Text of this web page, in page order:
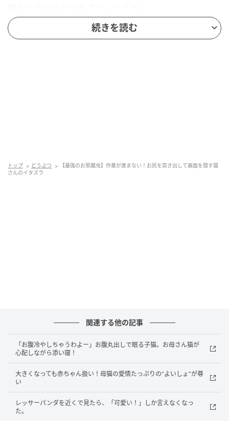
iPadの画面をふさぐだけでなく、
むしろ「画面の中の猫より、目の前の私を見るニ
自分を最優先してほしい猫さんの純粋な甘えに、
ついつい根負けしてしまいます。
飼い主さんへの大好きが止まらない、
甘えん坊なプディングさんの
続きを読む
トップ どうぶつ
【最強のお邪魔虫】作業が進まない！お尻を突き出して画面を隠す猫
さんのイタズラ
関連する他の記事
「お腹冷やしちゃうわよー」お腹丸出しで眠る子猫。お母さん猫が
心配しながら添い寝！
大きくなっても赤ちゃん扱い！母猫の愛情たっぷりの“よいしょ”が尊
い
レッサーパンダを近くで見たら、「可愛い！」しか言えなくなっ
た。